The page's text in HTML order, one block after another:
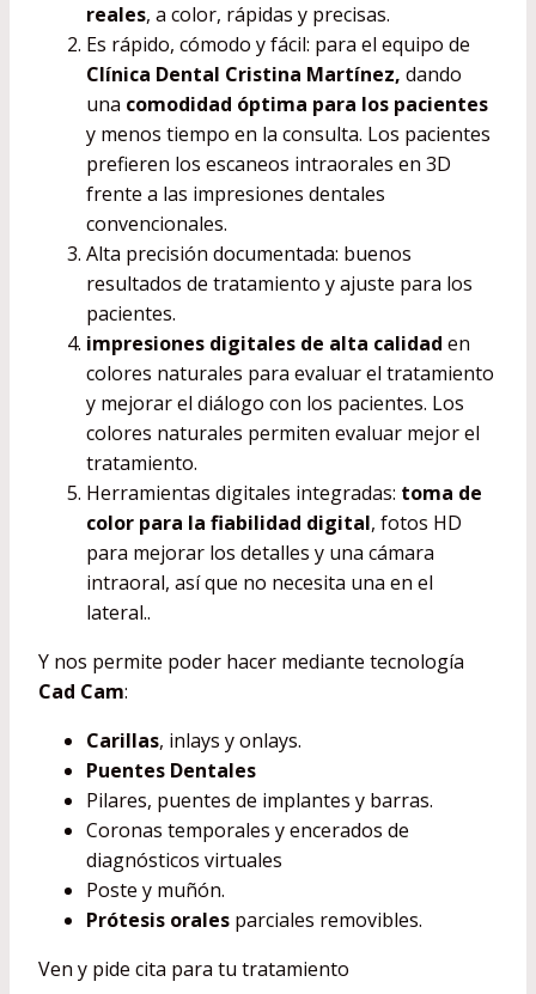
reales, a color, rápidas y precisas.
Es rápido, cómodo y fácil: para el equipo de
Clínica Dental Cristina Martínez, dando
una comodidad óptima para los pacientes
y menos tiempo en la consulta. Los pacientes
prefieren los escaneos intraorales en 3D
frente a las impresiones dentales
convencionales.
Alta precisión documentada: buenos
resultados de tratamiento y ajuste para los
pacientes.
impresiones digitales de alta calidad en
colores naturales para evaluar el tratamiento
y mejorar el diálogo con los pacientes. Los
colores naturales permiten evaluar mejor el
tratamiento.
Herramientas digitales integradas: toma de
color para la fiabilidad digital, fotos HD
para mejorar los detalles y una cámara
intraoral, así que no necesita una en el
lateral..
Y nos permite poder hacer mediante tecnología
Cad Cam:
Carillas, inlays y onlays.
Puentes Dentales
Pilares, puentes de implantes y barras.
Coronas temporales y encerados de
diagnósticos virtuales
Poste y muñón.
Prótesis orales parciales removibles.
Ven y pide cita para tu tratamiento